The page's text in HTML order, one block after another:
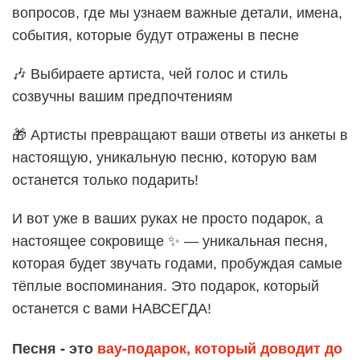
вопросов, где мы узнаем важные детали, имена,
события, которые будут отражены в песне
🎶 Выбираете артиста, чей голос и стиль
созвучны вашим предпочтениям
🎁 Артисты превращают ваши ответы из анкеты в
настоящую, уникальную песню, которую вам
останется только подарить!
И вот уже в ваших руках не просто подарок, а
настоящее сокровище ✨ — уникальная песня,
которая будет звучать годами, пробуждая самые
тёплые воспоминания. Это подарок, который
останется с вами НАВСЕГДА!
Песня - это вау-подарок, который доводит до